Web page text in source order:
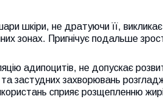
шкіри, не дратуючи її, викликає
зонах. Пригнічує подальше
адипоцитів, не допускає
та застудних захворювань
сприяє розщепленню